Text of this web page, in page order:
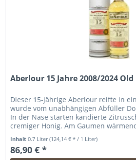
Aberlour 15 Jahre 2008/2024
Dieser 15-jährige Aberlour reifte in
wurde vom unabhängigen Abfüller
In der Nase starten kandierte
cremiger Honig. Am Gaumen
Inhalt0.7 Liter(124,14 € * / 1 Liter)
86,90 € *